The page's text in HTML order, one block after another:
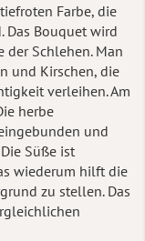
Farbe, die
Das Bouquet wird
Schlehen. Man
und Kirschen, die
verleihen. Am
herbe
und
Süße ist
wiederum hilft die
zu stellen. Das